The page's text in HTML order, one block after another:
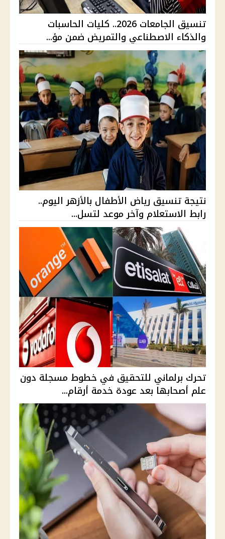
تنسيق الجامعات 2026.. كليات الحاسبات
والذكاء الاصطناعي والتمريض ضمن مؤ...
نتيجة تنسيق رياض الأطفال بالأزهر اليوم..
رابط الاستعلام وآخر موعد لتسل...
تحرك برلماني للتحقيق في خطوط مسجلة دون
علم أصحابها بعد عودة خدمة أرقام...